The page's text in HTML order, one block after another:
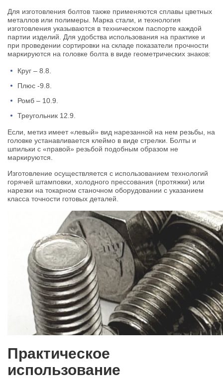
Для изготовления болтов также применяются сплавы цветных
металлов или полимеры. Марка стали, и технология
изготовления указываются в техническом паспорте каждой
партии изделий. Для удобства использования на практике и
при проведении сортировки на складе показатели прочности
маркируются на головке болта в виде геометрических знаков:
Круг – 8.8.
Плюс -9.8.
Ромб – 10.9.
Треугольник 12.9.
Если, метиз имеет «левый» вид нарезанной на нем резьбы, на
головке устанавливается клеймо в виде стрелки. Болты и
шпильки с «правой» резьбой подобным образом не
маркируются.
Изготовление осуществляется с использованием технологий
горячей штамповки, холодного прессования (протяжки) или
нарезки на токарном станочном оборудовании с указанием
класса точности готовых деталей.
Практическое
использование